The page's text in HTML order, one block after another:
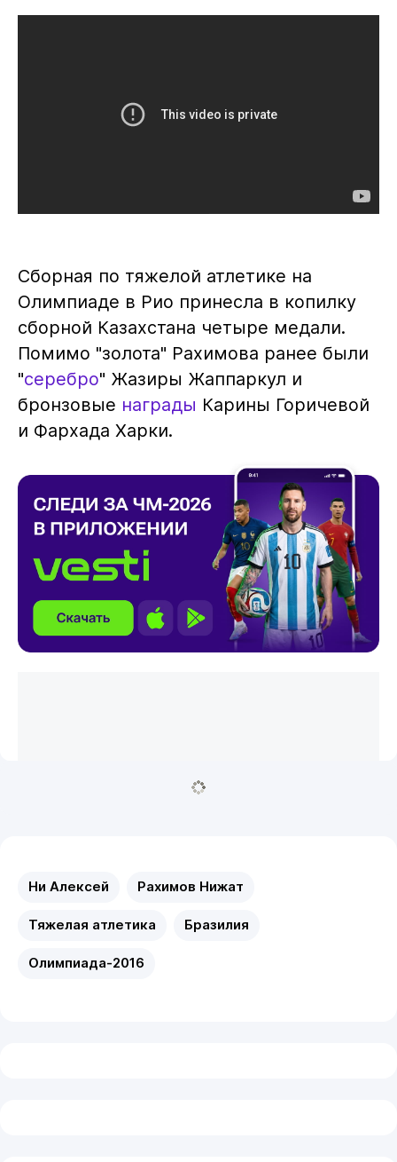
Сборная по тяжелой атлетике на
Олимпиаде в Рио принесла в копилку
сборной Казахстана четыре медали.
Помимо "золота" Рахимова ранее были
"серебро" Жазиры Жаппаркул и
бронзовые награды Карины Горичевой
и Фархада Харки.
Ни Алексей Рахимов Нижат
Тяжелая атлетика Бразилия
Олимпиада-2016